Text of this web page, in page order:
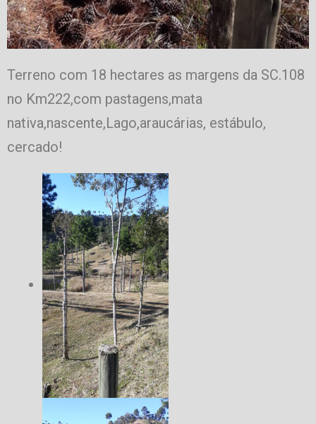
Terreno com 18 hectares as margens da SC.108
no Km222,com pastagens,mata
nativa,nascente,Lago,araucárias, estábulo,
cercado!